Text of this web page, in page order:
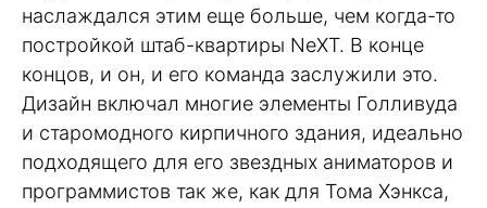
наслаждался этим еще больше, чем когда-то
постройкой штаб-квартиры NeXT. В конце
концов, и он, и его команда заслужили это.
Дизайн включал многие элементы Голливуда
и старомодного кирпичного здания, идеально
подходящего для его звездных аниматоров и
программистов так же, как для Тома Хэнкса,